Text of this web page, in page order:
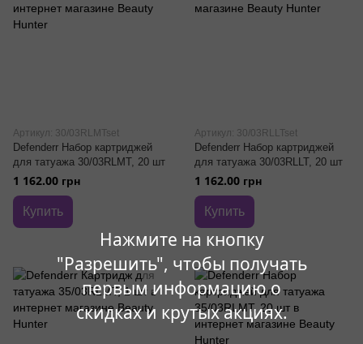
Нажмите на кнопку
"Разрешить", чтобы получать
первым информацию о
скидках и крутых акциях.
Артикул: 30/03RLMTset
Defenderr Набор картриджей
для татуажа 30/03RLMT, 20 шт
1 162.00 грн
Купить
Артикул: 30/03RLLTset
Defenderr Набор картриджей
для татуажа 30/03RLLT, 20 шт
1 162.00 грн
Купить